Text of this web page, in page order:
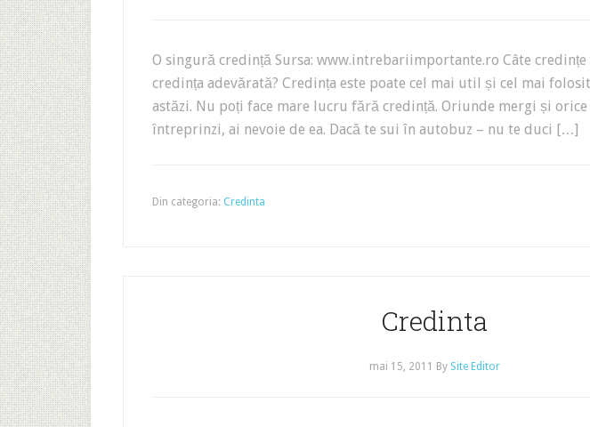
O singură credință Sursa: www.intrebariimportante.ro Câte credințe
credința adevărată? Credința este poate cel mai util și cel mai
astăzi. Nu poți face mare lucru fără credință. Oriunde mergi și orice
întreprinzi, ai nevoie de ea. Dacă te sui în autobuz – nu te duci […]
Din categoria: Credinta
Credinta
mai 15, 2011 By Site Editor